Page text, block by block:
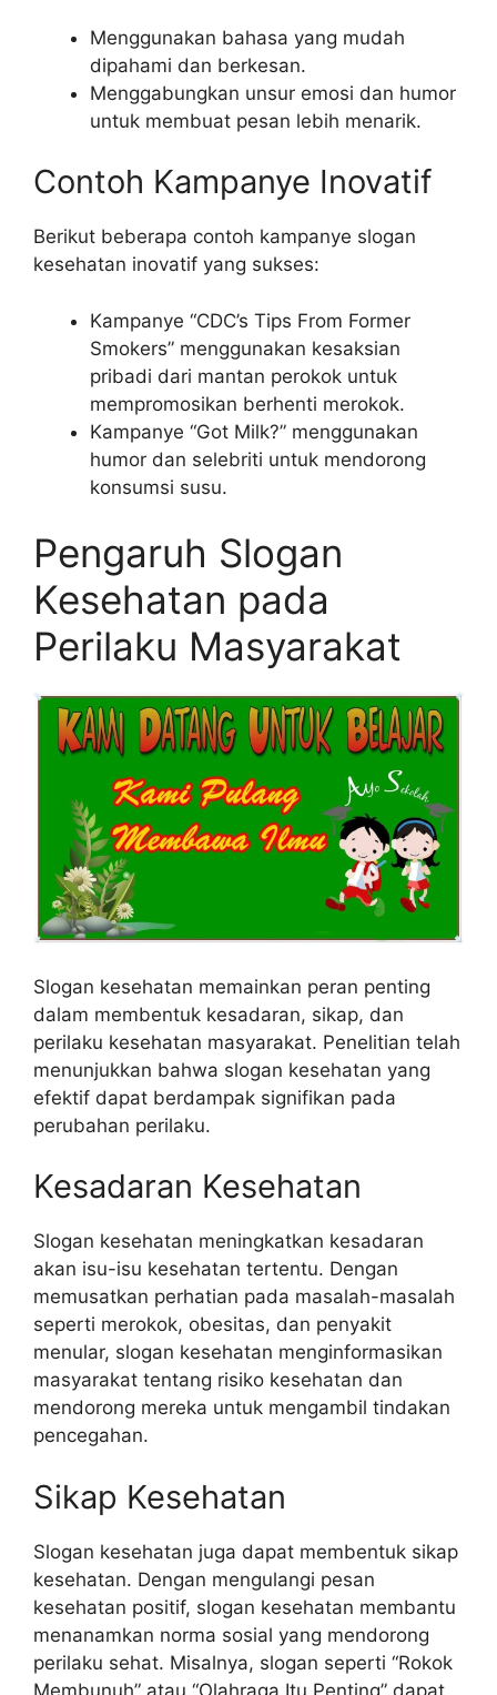
Menggunakan bahasa yang mudah
dipahami dan berkesan.
Menggabungkan unsur emosi dan humor
untuk membuat pesan lebih menarik.
Contoh Kampanye Inovatif
Berikut beberapa contoh kampanye slogan
kesehatan inovatif yang sukses:
Kampanye “CDC’s Tips From Former
Smokers” menggunakan kesaksian
pribadi dari mantan perokok untuk
mempromosikan berhenti merokok.
Kampanye “Got Milk?” menggunakan
humor dan selebriti untuk mendorong
konsumsi susu.
Pengaruh Slogan
Kesehatan pada
Perilaku Masyarakat
Slogan kesehatan memainkan peran penting
dalam membentuk kesadaran, sikap, dan
perilaku kesehatan masyarakat. Penelitian telah
menunjukkan bahwa slogan kesehatan yang
efektif dapat berdampak signifikan pada
perubahan perilaku.
Kesadaran Kesehatan
Slogan kesehatan meningkatkan kesadaran
akan isu-isu kesehatan tertentu. Dengan
memusatkan perhatian pada masalah-masalah
seperti merokok, obesitas, dan penyakit
menular, slogan kesehatan menginformasikan
masyarakat tentang risiko kesehatan dan
mendorong mereka untuk mengambil tindakan
pencegahan.
Sikap Kesehatan
Slogan kesehatan juga dapat membentuk sikap
kesehatan. Dengan mengulangi pesan
kesehatan positif, slogan kesehatan membantu
menanamkan norma sosial yang mendorong
perilaku sehat. Misalnya, slogan seperti “Rokok
Membunuh” atau “Olahraga Itu Penting” dapat